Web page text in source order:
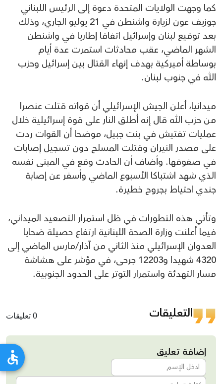
كما وجهت الولايات المتحدة دعوة إلى الرئيس اللبناني
جوزيف عون لزيارة واشنطن في 21 يوليو الجاري، وذلك
بعد توقيع لبنان وإسرائيل اتفاقا إطاريا في واشنطن
الشهر الماضي، عقب محادثات استمرت عدة أيام
بوساطة أميركية بهدف إنهاء القتال بين إسرائيل وحزب
الله في جنوب لبنان.
ميدانيا، أعلن الجيش الإسرائيلي أن قواته قتلت عنصرا
من حزب الله قال إنه أطلق النار على قوة إسرائيلية خلال
عمليات تفتيش في بنت جبيل، موضحا أن القوات ردت
على مصدر النيران وقتلت المسلح دون تسجيل إصابات
في صفوفها. وأضاف أن الحادث وقع في المبنى نفسه
الذي شهد اشتباكا الأسبوع الماضي وأسفر عن إصابة
جندي احتياط بجروح خطيرة.
وتأتي هذه التطورات في ظل استمرار التصعيد الميداني،
فيما أعلنت وزارة الصحة اللبنانية ارتفاع حصيلة ضحايا
العدوان الإسرائيلي منذ الثاني من آذار/مارس الماضي إلى
4320 شهيدا و12203 جرحى، في مؤشر على هشاشة
مسار التهدئة واستمرار التوتر على الحدود الجنوبية.
التعليقات 0 تعليقات
إضافة تعليق